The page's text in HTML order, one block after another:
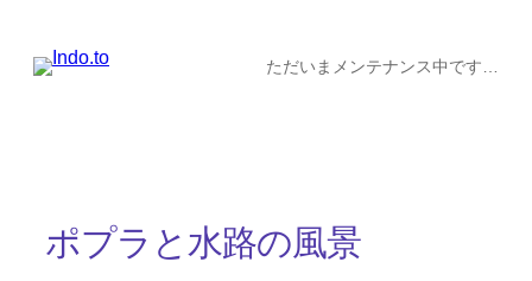
ただいまメンテナンス中です…
ポプラと水路の風景